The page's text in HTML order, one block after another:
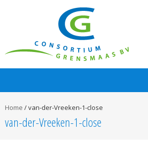
Home /van-der-Vreeken-1-close
van-der-Vreeken-1-close